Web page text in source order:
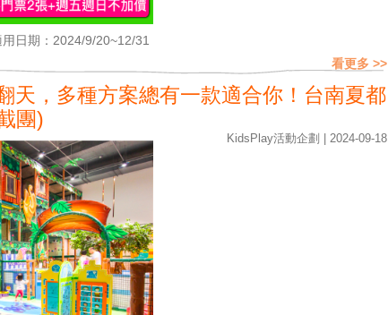
日期：2024/9/20~12/31
看更多 >>
天，多種方案總有一款適合你！台南夏都
團)
KidsPlay活動企劃 | 2024-09-18